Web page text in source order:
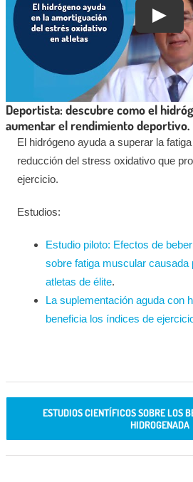
Deportista: descubre como el
aumentar el rendimiento deportivo.
El hidrógeno ayuda a superar la
reducción del stress oxidativo que
ejercicio.
Estudios:
Estudio piloto: Efectos de
sobre fatiga muscular causada
atletas de élite.
La suplementación aguda con
beneficia los índices de
ESTUDIOS CIENTÍFICOS SOBRE LOS
HIDROGENADA